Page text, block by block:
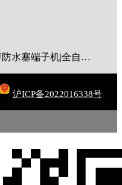
全自动穿胶壳端子机|全自动穿防水塞端子机|全自动穿热缩管端子机|全自动穿护套端子机|全自动穿号码管端子机|全自动端子机|全自动穿防水栓端子机|端子压着机|端子压接机|静音端子机|多芯线端子机|护套线端子机|全自动排线端子机|新能源大平方压接机|电脑剥线机|自动剥线机|裁线机|剥线机
沪ICP备2022016338号